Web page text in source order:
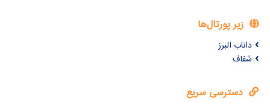
زیر پورتال‌ها
داناب البرز
شفاف
دسترسی سریع